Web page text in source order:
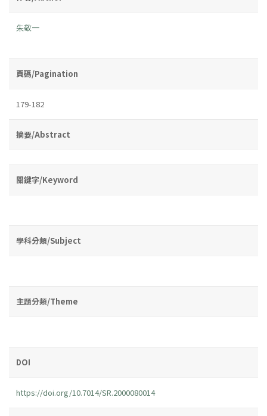
朱敬一
頁碼/Pagination
179-182
摘要/Abstract
關鍵字/Keyword
學科分類/Subject
主題分類/Theme
DOI
https://doi.org/10.7014/SR.2000080014